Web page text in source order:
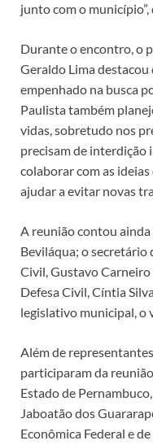
junto com o
Durante o encontro, o
Geraldo Lima
empenhado na busca
Paulista também
vidas, sobretudo nos
precisam de interdição
colaborar com as
ajudar a evitar novas
A reunião contou
Beviláqua; o secretário
Civil, Gustavo Carneiro
Defesa Civil, Cíntia
legislativo municipal, o
Além de
participaram da
Estado de
Jaboatão dos
Econômica Federal e